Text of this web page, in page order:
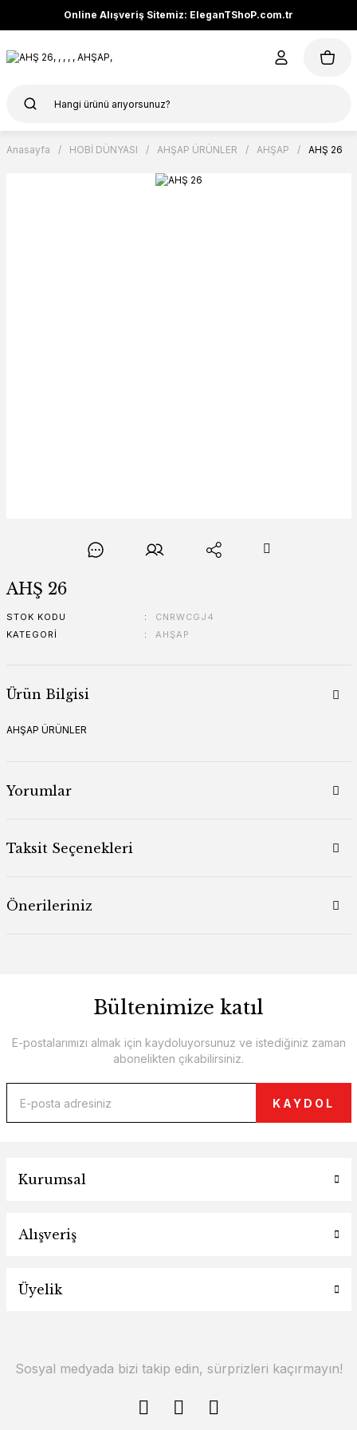
Online Alışveriş Sitemiz: EleganTShoP.com.tr
Anasayfa HOBİ DÜNYASI AHŞAP ÜRÜNLER AHŞAP AHŞ 26
AHŞ 26
STOK KODU
CNRWCGJ4
KATEGORI
AHŞAP
Ürün Bilgisi
AHŞAP ÜRÜNLER
Yorumlar
Taksit Seçenekleri
Önerileriniz
Bültenimize katıl
E-postalarımızı almak için kaydoluyorsunuz ve istediğiniz zaman
abonelikten çıkabilirsiniz.
KAYDOL
Kurumsal
Alışveriş
Üyelik
Sosyal medyada bizi takip edin, sürprizleri kaçırmayın!